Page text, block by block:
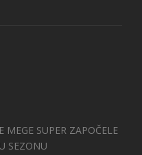
MEGE SUPER ZAPOČELE
SEZONU